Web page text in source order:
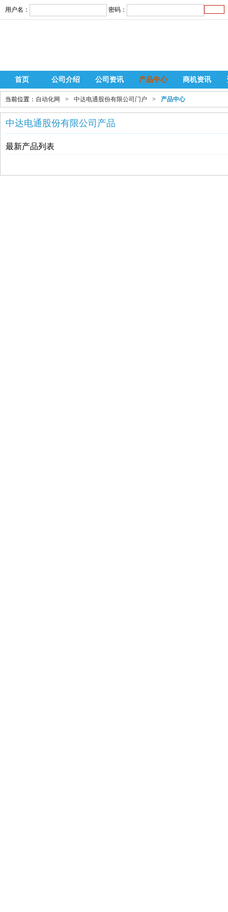
用户名： 密码：
首页 公司介绍 公司资讯 产品中心 商机资讯
当前位置： 自动化网 > 中达电通股份有限公司门户 > 产品中心
中达电通股份有限公司产品
最新产品列表